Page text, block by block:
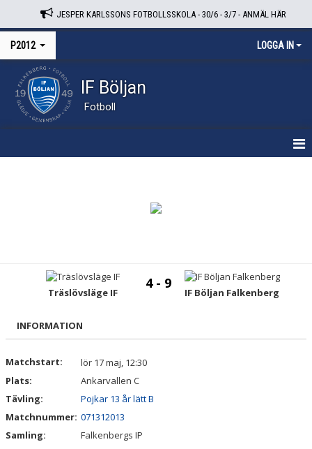
JESPER KARLSSONS FOTBOLLSSKOLA - 30/6 - 3/7 - ANMÄL HÄR
P2012 LOGGA IN
IF Böljan
Fotboll
BILDGALLERI
KONTAKT
Träslövsläge IF
4 - 9
IF Böljan Falkenberg
INFORMATION
Matchstart:
lör 17 maj, 12:30
Plats:
Ankarvallen C
Tävling:
Pojkar 13 år lätt B
Matchnummer: 071312013
Samling:
Falkenbergs IP